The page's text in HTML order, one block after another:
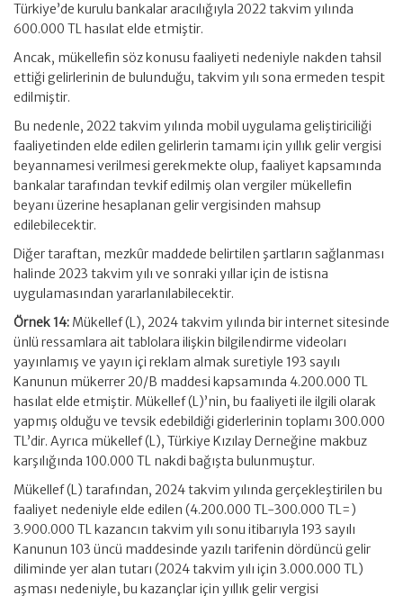
Türkiye’de kurulu bankalar aracılığıyla 2022 takvim yılında
600.000 TL hasılat elde etmiştir.
Ancak, mükellefin söz konusu faaliyeti nedeniyle nakden tahsil
ettiği gelirlerinin de bulunduğu, takvim yılı sona ermeden tespit
edilmiştir.
Bu nedenle, 2022 takvim yılında mobil uygulama geliştiriciliği
faaliyetinden elde edilen gelirlerin tamamı için yıllık gelir vergisi
beyannamesi verilmesi gerekmekte olup, faaliyet kapsamında
bankalar tarafından tevkif edilmiş olan vergiler mükellefin
beyanı üzerine hesaplanan gelir vergisinden mahsup
edilebilecektir.
Diğer taraftan, mezkûr maddede belirtilen şartların sağlanması
halinde 2023 takvim yılı ve sonraki yıllar için de istisna
uygulamasından yararlanılabilecektir.
Örnek 14: Mükellef (L), 2024 takvim yılında bir internet sitesinde
ünlü ressamlara ait tablolara ilişkin bilgilendirme videoları
yayınlamış ve yayın içi reklam almak suretiyle 193 sayılı
Kanunun mükerrer 20/B maddesi kapsamında 4.200.000 TL
hasılat elde etmiştir. Mükellef (L)’nin, bu faaliyeti ile ilgili olarak
yapmış olduğu ve tevsik edebildiği giderlerinin toplamı 300.000
TL’dir. Ayrıca mükellef (L), Türkiye Kızılay Derneğine makbuz
karşılığında 100.000 TL nakdi bağışta bulunmuştur.
Mükellef (L) tarafından, 2024 takvim yılında gerçekleştirilen bu
faaliyet nedeniyle elde edilen (4.200.000 TL-300.000 TL=)
3.900.000 TL kazancın takvim yılı sonu itibarıyla 193 sayılı
Kanunun 103 üncü maddesinde yazılı tarifenin dördüncü gelir
diliminde yer alan tutarı (2024 takvim yılı için 3.000.000 TL)
aşması nedeniyle, bu kazançlar için yıllık gelir vergisi